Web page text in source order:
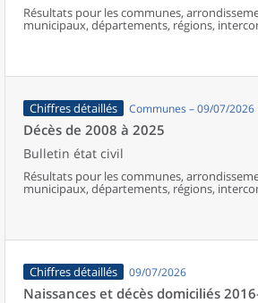
Résultats pour les communes,
municipaux, départements, régions,
d’emploi, bassins de vie, unités urbaines et
Chiffres détaillés Communes – 09/07/2026
Décès de 2008 à 2025
Bulletin état civil
Résultats pour les communes,
municipaux, départements, régions,
d’emploi, bassins de vie, unités urbaines et
Chiffres détaillés 09/07/2026
Naissances et décès domiciliés